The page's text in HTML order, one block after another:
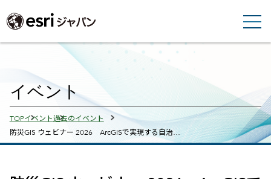
イベント
Breadcrumbs
TOPイベント過去のイベント
防災GIS ウェビナー 2026 ArcGISで実現する自治…